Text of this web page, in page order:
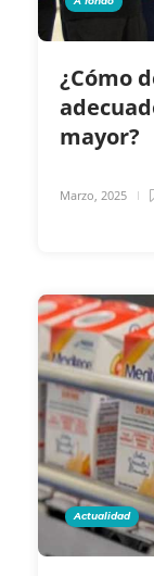
¿Cómo
mayor?
Marzo, 2025
Actualidad